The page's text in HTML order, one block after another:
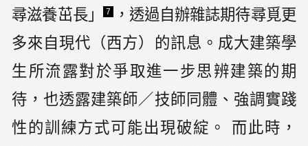
尋滋養茁長」
7
，透過自辦雜誌期待尋覓更
多來自現代（西方）的訊息。成大建築學
生所流露對於爭取進一步思辨建築的期
待，也透露建築師／技師同體、強調實踐
性的訓練方式可能出現破綻。 而此時，